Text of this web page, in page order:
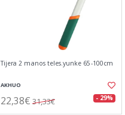
Tijera 2 manos teles.yunke 65-100cm
AKHUO
22,38€ 31,33€ - 29%